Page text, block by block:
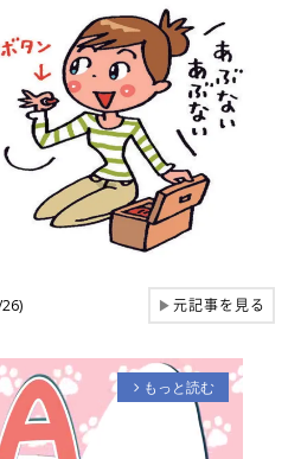
▶元記事を見る
arrow_forward_ios もっと読む